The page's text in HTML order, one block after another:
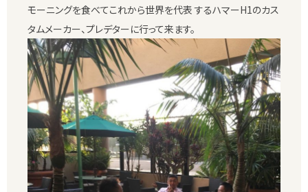
モーニングを食べてこれから世界を代表 するハマーH1のカス
タムメーカー、プレデターに行って来ます。